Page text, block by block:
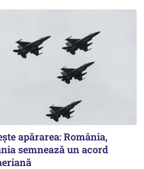
apărarea: România,
semnează un acord